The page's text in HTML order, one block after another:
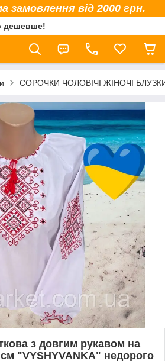
замовлення від 2000 грн.
дешевше!
СОРОЧКИ ЧОЛОВІЧІ ЖІНОЧІ
з довгим рукавом на
см "VYSHYVANKA" недорого